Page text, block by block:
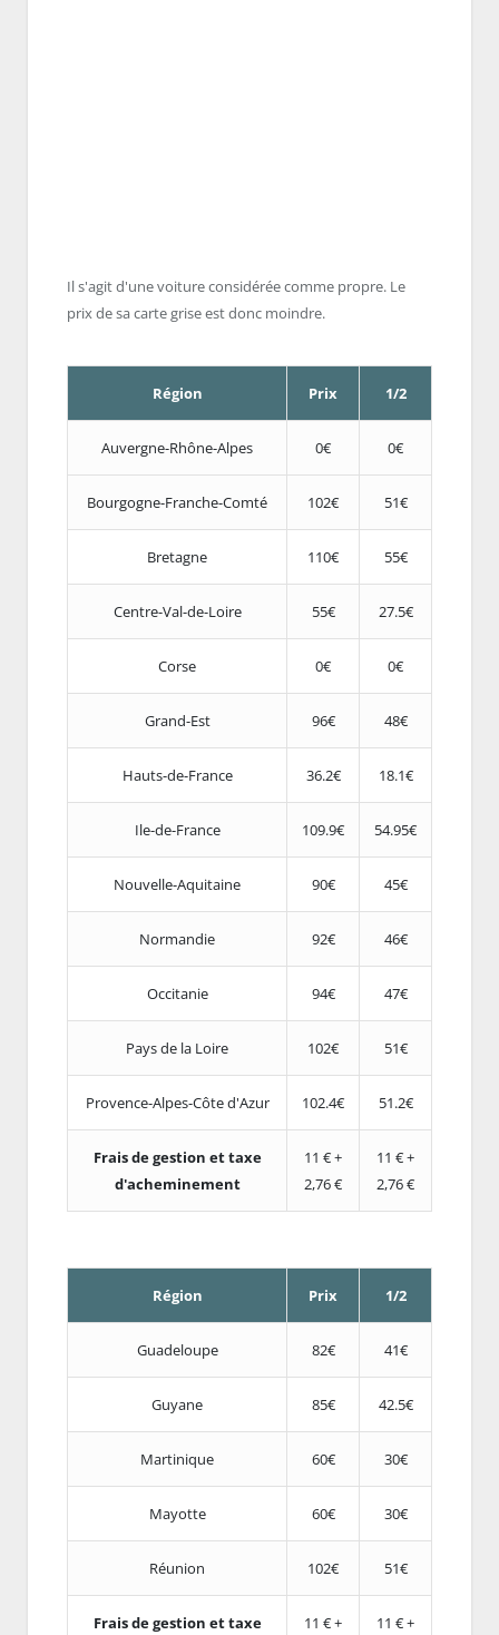
Il s'agit d'une voiture considérée comme propre. Le
prix de sa carte grise est donc moindre.
Région Prix 1/2
Auvergne-Rhône-Alpes 0€ 0€
Bourgogne-Franche-Comté 102€ 51€
Bretagne 110€ 55€
Centre-Val-de-Loire 55€ 27.5€
Corse 0€ 0€
Grand-Est 96€ 48€
Hauts-de-France 36.2€ 18.1€
Ile-de-France 109.9€ 54.95€
Nouvelle-Aquitaine 90€ 45€
Normandie 92€ 46€
Occitanie 94€ 47€
Pays de la Loire 102€ 51€
Provence-Alpes-Côte d'Azur 102.4€ 51.2€
Frais de gestion et taxe
d'acheminement
11 € +
2,76 €
11 € +
2,76 €
Région Prix 1/2
Guadeloupe 82€ 41€
Guyane 85€ 42.5€
Martinique 60€ 30€
Mayotte 60€ 30€
Réunion 102€ 51€
Frais de gestion et taxe 11 € + 11 € +